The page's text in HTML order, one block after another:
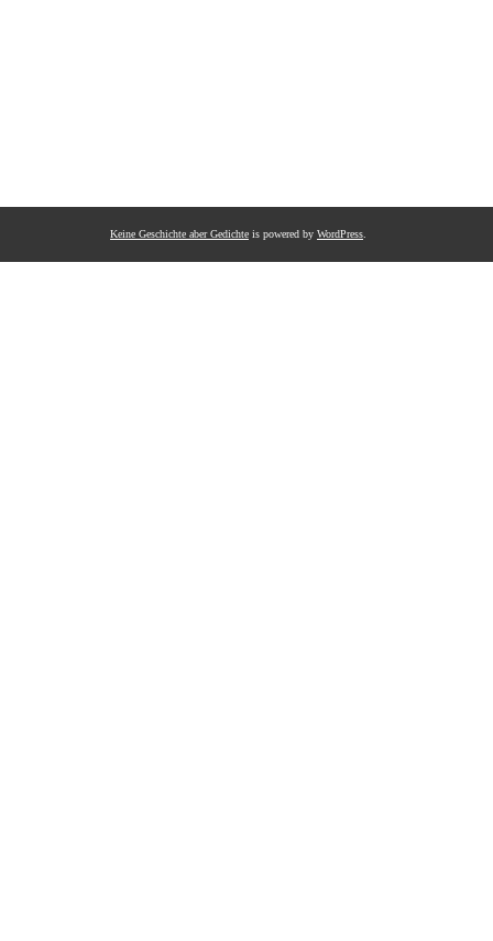
Keine Geschichte aber Gedichte is powered by WordPress